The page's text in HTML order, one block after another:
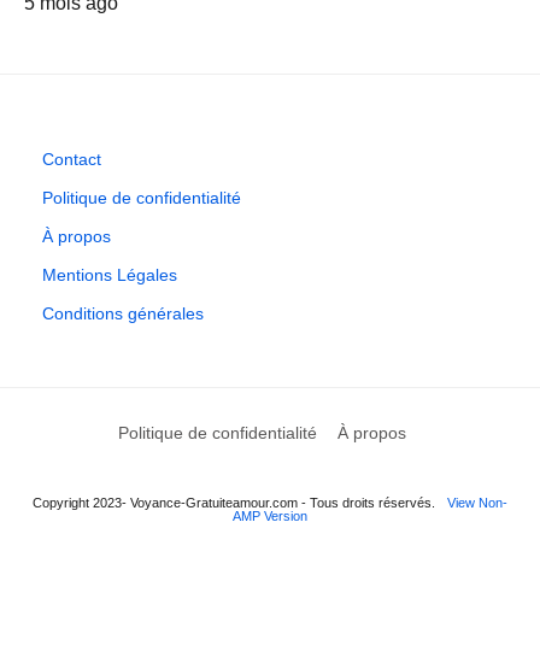
Contact
Politique de confidentialité
À propos
Mentions Légales
Conditions générales
Politique de confidentialité À propos
Copyright 2023- Voyance-Gratuiteamour.com - Tous droits réservés.
View Non-
AMP Version